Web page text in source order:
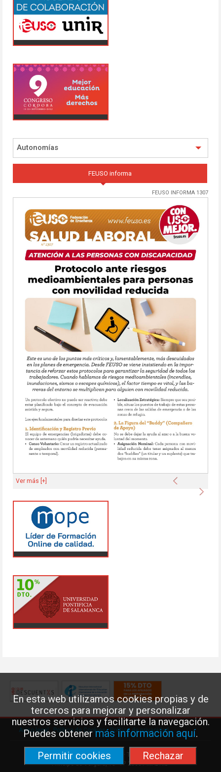
En esta web utilizamos cookies propias y de
terceros para mejorar y personalizar
nuestros servicios y facilitarte la navegación.
Puedes obtenermás información aquí.
Permitir cookies
Rechazar
Autonomías
FEUSO informa
FEUSO INFORMA 1307
Anterior
Ver más [+]
Aviso legal Política de Cookies· Política de privacidad
Federación de Enseñanza de USO · Teléfono: 91 577 41 13 ·
Príncipe de Vergara, 13 · 7º 28001 MADRID